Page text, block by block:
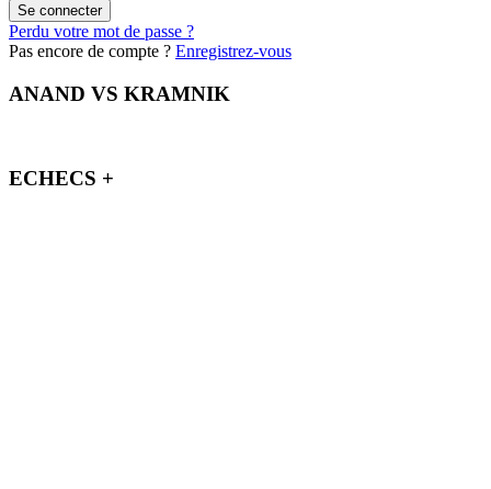
Perdu votre mot de passe ?
Pas encore de compte ? Enregistrez-vous
ANAND VS KRAMNIK
ECHECS +